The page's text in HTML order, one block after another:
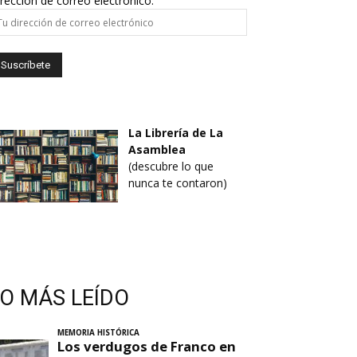
La Librería de La
Asamblea
(descubre lo que
nunca te contaron)
MÁS LEÍDO